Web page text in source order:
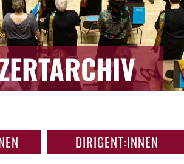
DIRIGENT:INNEN